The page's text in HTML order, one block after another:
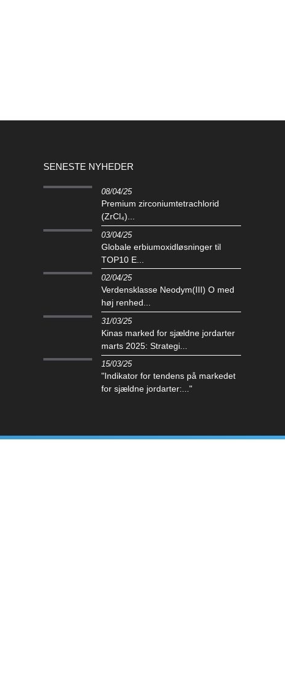
SENESTE NYHEDER
08/04/25
Premium zirconiumtetrachlorid
(ZrCl₄)...
03/04/25
Globale erbiumoxidløsninger til
TOP10 E...
02/04/25
Verdensklasse Neodym(III) O med
høj renhed...
31/03/25
Kinas marked for sjældne jordarter
marts 2025: Strategi...
15/03/25
"Indikator for tendens på markedet
for sjældne jordarter:..."